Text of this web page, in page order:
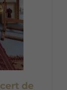
de